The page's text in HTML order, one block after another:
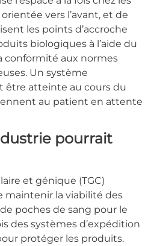
vers l’avant, et de
les points d’accroche
biologiques à l’aide du
conformité aux normes
Un système
être atteinte au cours du
au patient en attente
pourrait
et génique (TGC)
maintenir la viabilité des
poches de sang pour le
des systèmes d’expédition
protéger les produits.